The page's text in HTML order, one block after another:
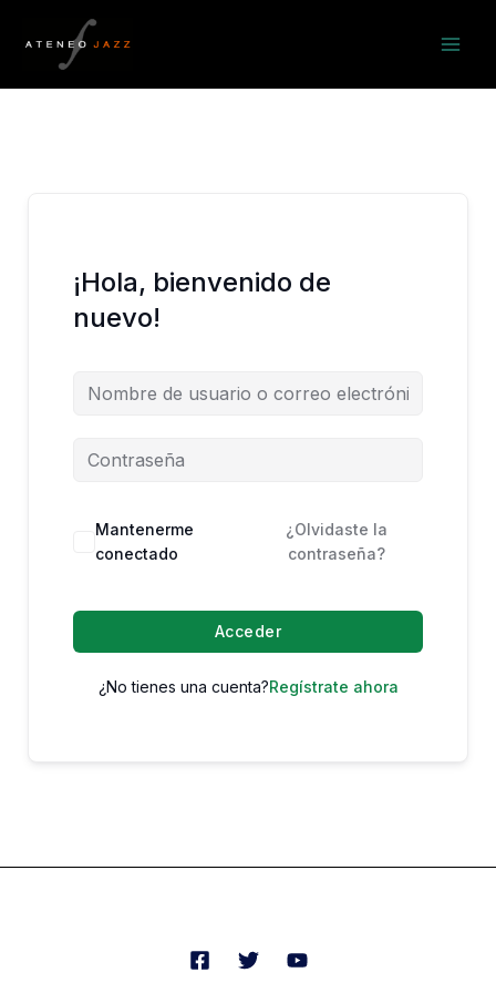
contenido
¡Hola, bienvenido de
nuevo!
Mantenerme
conectado
¿Olvidaste la
contraseña?
Acceder
¿No tienes una cuenta?Regístrate ahora